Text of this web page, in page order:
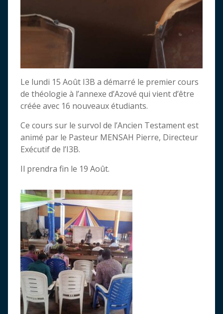
Le lundi 15 Août I3B a démarré le premier cours
de théologie à l’annexe d’Azové qui vient d’être
créée avec 16 nouveaux étudiants.
Ce cours sur le survol de l’Ancien Testament est
animé par le Pasteur MENSAH Pierre, Directeur
Exécutif de l’I3B.
Il prendra fin le 19 Août.